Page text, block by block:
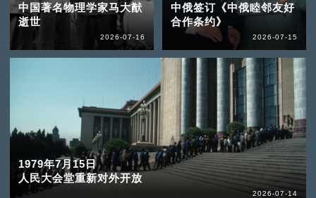
中国著名物理学家马大猷
逝世
2026-07-16
中俄签订《中俄睦邻友好
合作条约》
2026-07-15
1979年7月15日
人民大会堂重新对外开放
2026-07-14